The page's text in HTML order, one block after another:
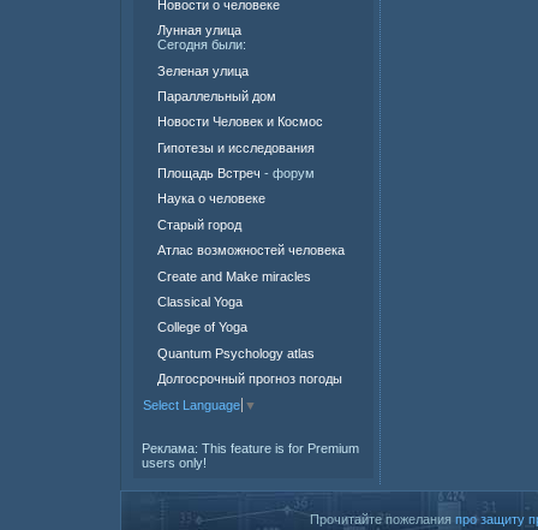
Новости о человеке
Лунная улица
Сегодня были:
Зеленая улица
Параллельный дом
Новости Человек и Космос
Гипотезы и исследования
Площадь Встреч - форум
Наука о человеке
Старый город
Атлас возможностей человека
Create and Make miracles
Classical Yoga
College of Yoga
Quantum Psychology atlas
Долгосрочный прогноз погоды
Select Language ▼
Реклама: This feature is for Premium
users only!
Прочитайте пожелания про защиту